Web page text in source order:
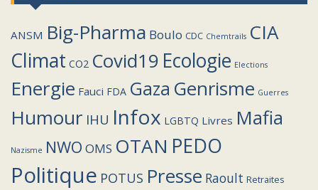
ANSM Big-Pharma Boulo CDC Chemtrails CIA
Climat CO2 Covid19 Ecologie Elections
Energie Fauci FDA Gaza Genrisme Guerres
Humour IHU Infox LGBTQ Livres Mafia
Nazisme NWO OMS OTAN PEDO
Politique POTUS Presse Raoult Retraites